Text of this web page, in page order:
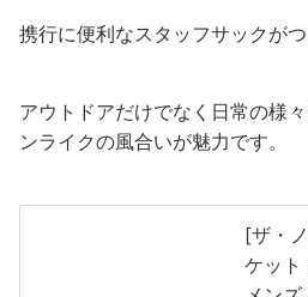
携行に便利なスタッフサックがつ
アウトドアだけでなく日常の様
ンライクの風合いが魅力です。
[ザ・
ケット